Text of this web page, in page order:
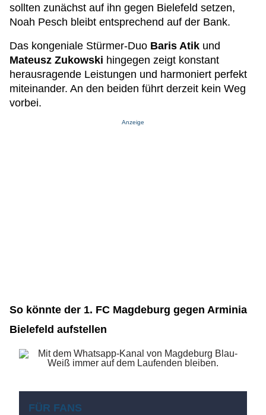
sollten zunächst auf ihn gegen Bielefeld setzen,
Noah Pesch bleibt entsprechend auf der Bank.
Das kongeniale Stürmer-Duo Baris Atik und
Mateusz Zukowski hingegen zeigt konstant
herausragende Leistungen und harmoniert perfekt
miteinander. An den beiden führt derzeit kein Weg
vorbei.
Anzeige
So könnte der 1. FC Magdeburg gegen Arminia
Bielefeld aufstellen
FÜR FANS